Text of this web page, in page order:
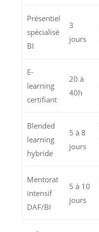
Présentiel
spécialisé
BI
3
jours
E-
learning
certifiant
20 à
40h
Blended
learning
hybride
5 à 8
jours
Mentorat
intensif
DAF/BI
5 à 10
jours